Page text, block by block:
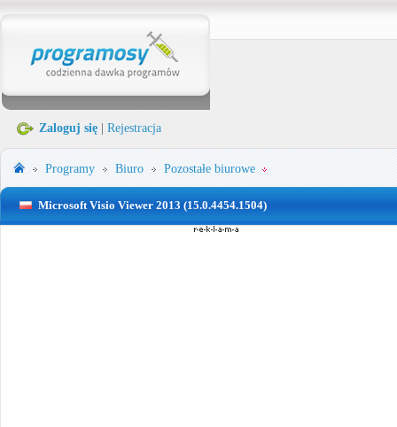
Zaloguj się Rejestracja
Programy Biuro Pozostałe biurowe
Microsoft Visio Viewer 2013 (15.0.4454.1504)